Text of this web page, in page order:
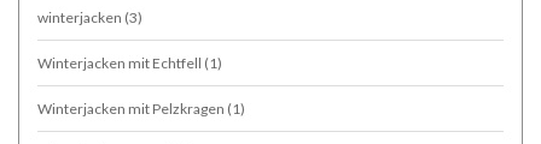
winterjacken (3)
Winterjacken mit Echtfell (1)
Winterjacken mit Pelzkragen (1)